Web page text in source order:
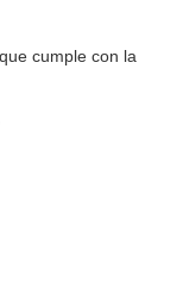
cumple con la